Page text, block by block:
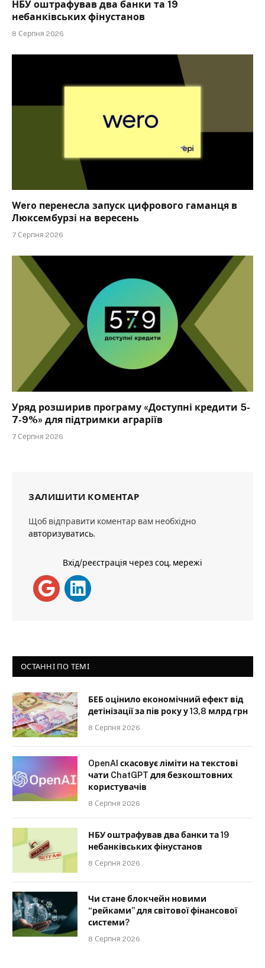
НБУ оштрафував два банки та 19
небанківських фінустанов
8 Серпня 2026
Wero перенесла запуск цифрового гаманця в
Люксембурзі на вересень
7 Серпня 2026
Уряд розширив програму «Доступні кредити 5-
7-9%» для підтримки аграріїв
7 Серпня 2026
ЗАЛИШИТИ КОМЕНТАР
Щоб відправити коментар вам необхідно
авторизуватись.
Вхід/реєстрація через соц. мережі
ОСТАННІ ПО ТЕМІ
БЕБ оцінило економічний ефект від
детінізації за пів року у 13,8 млрд грн
8 Серпня 2026
OpenAI скасовує ліміти на текстові
чати ChatGPT для безкоштовних
користувачів
8 Серпня 2026
НБУ оштрафував два банки та 19
небанківських фінустанов
8 Серпня 2026
Чи стане блокчейн новими
“рейками” для світової фінансової
системи?
8 Серпня 2026